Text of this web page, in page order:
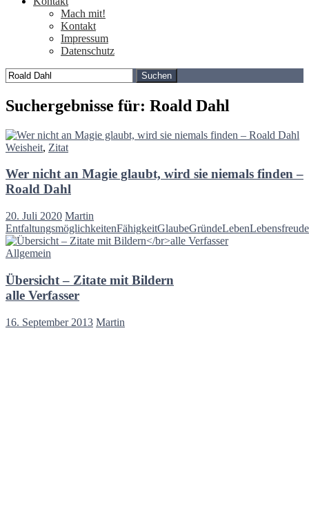
Mach mit!
Kontakt
Impressum
Datenschutz
Suchen
nach:
Suchergebnisse für: Roald Dahl
Weisheit, Zitat
Wer nicht an Magie glaubt, wird sie niemals finden –
Roald Dahl
20. Juli 2020 Martin
EntfaltungsmöglichkeitenFähigkeitGlaubeGründeLebenLebensfreude
Allgemein
Übersicht – Zitate mit Bildern
alle Verfasser
16. September 2013 Martin